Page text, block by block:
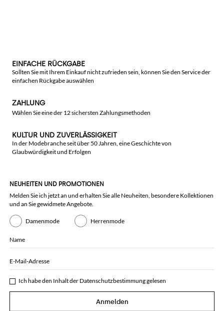
EINFACHE RÜCKGABE
Sollten Sie mit Ihrem Einkauf nicht zufrieden sein, können Sie den Service der
einfachen Rückgabe auswählen
ZAHLUNG
Wählen Sie eine der 12 sichersten Zahlungsmethoden
KULTUR UND ZUVERLÄSSIGKEIT
In der Modebranche seit über 50 Jahren, eine Geschichte von
Glaubwürdigkeit und Erfolgen
NEUHEITEN UND PROMOTIONEN
Melden Sie ich jetzt an und erhalten Sie alle Neuheiten, besondere Kollektionen
und an Sie gewidmete Angebote.
Damenmode Herrenmode
Name
E-Mail-Adresse
Ich habe den Inhalt der Datenschutzbestimmunggelesen
Anmelden